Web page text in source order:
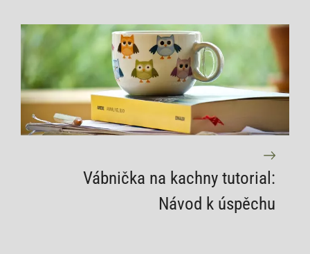
Vábnička na kachny tutorial:
Návod k úspěchu